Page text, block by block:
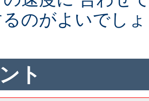
のがよいでし
ト